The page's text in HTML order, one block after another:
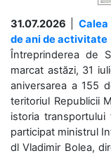
31.07.2026
de ani de activitate
Întreprinderea de
marcat astăzi, 31
aniversarea a 155
teritoriul Republicii
istoria
participat ministrul
dl Vladimir Bolea,